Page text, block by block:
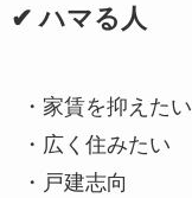
✔ ハマる人
・家賃を抑えたい
・広く住みたい
・戸建志向